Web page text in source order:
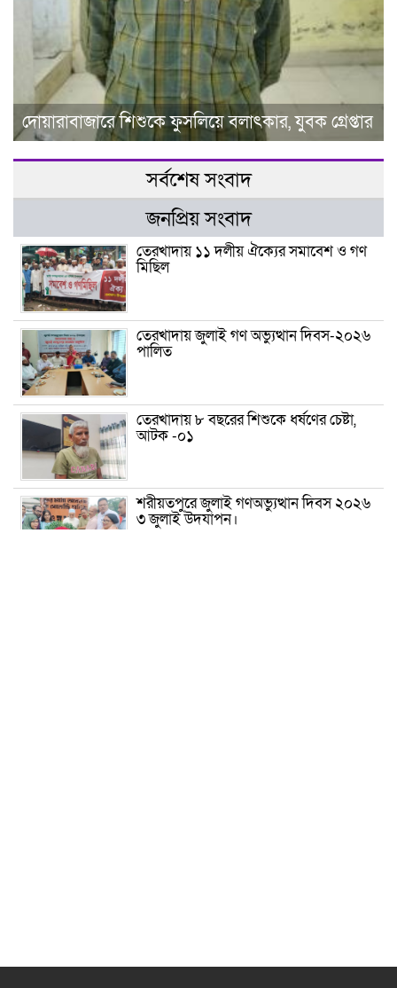
দোয়ারাবাজারে শিশুকে ফুসলিয়ে বলাৎকার, যুবক গ্রেপ্তার
সর্বশেষ সংবাদ
জনপ্রিয় সংবাদ
তেরখাদায় ১১ দলীয় ঐক্যের সমাবেশ ও গণ
মিছিল
তেরখাদায় জুলাই গণ অভ্যুত্থান দিবস-২০২৬
পালিত
তেরখাদায় ৮ বছরের শিশুকে ধর্ষণের চেষ্টা,
আটক -০১
শরীয়তপুরে জুলাই গণঅভ্যুত্থান দিবস ২০২৬
৩ জুলাই উদযাপন।
“অসহযোগ” আন্দোলনের হুমকি